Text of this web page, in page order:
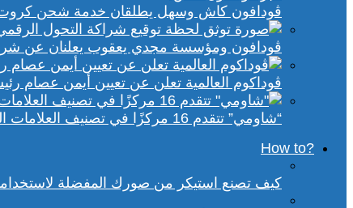
ڤودافون كاش وسهل يطلقان خدمة شحن كروت
ڤودافون ومؤسسة مجدي يعقوب يعلنان عن
ڤوداكوم العالمية تعلن عن تعيين أيمن عصام
“شاومي” تتقدم 16 مركزًا في تصنيف العلامات التجارية الأكثر تأثيرًا في إفريقيا لعام 2025
?How to
كيف تصنع استيكر من صورك المفضلة